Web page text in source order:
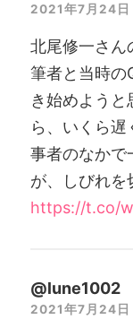
2021年7月24日
北尾修一さん
筆者と当時の
き始めようと
ら、いくら
事者のなかで
が、しびれ
https://t.co/
@lune1002
2021年7月24日